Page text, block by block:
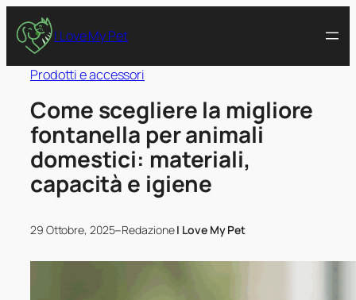
I Love My Pet
Prodotti e accessori
Come scegliere la migliore
fontanella per animali
domestici: materiali,
capacità e igiene
29 Ottobre, 2025–RedazioneI Love My Pet